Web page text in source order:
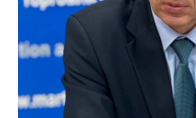
Регулирование и
контроль закупок
Защита прав
потребителей